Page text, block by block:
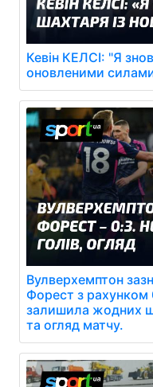
Кевін КЕЛСІ: "Я
оновленими
Вулверхемптон
Форест з рахунком
залишила жодних
та огляд матчу.